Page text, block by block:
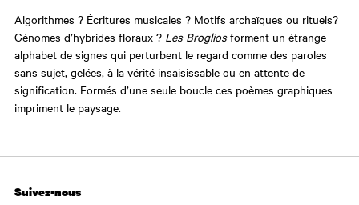
Algorithmes ? Écritures musicales ? Motifs archaïques ou rituels?
Génomes d’hybrides floraux ? Les Brogliosforment un étrange
alphabet de signes qui perturbent le regard comme des paroles
sans sujet, gelées, à la vérité insaisissable ou en attente de
signification. Formés d’une seule boucle ces poèmes graphiques
impriment le paysage.
Suivez-nous